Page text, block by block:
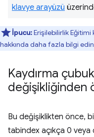
klavye arayüzü
İpucu:Erişilebilirlik
hakkında daha fazla bilgi
Kaydırma
değişikliğinden
Bu değişiklikten önce,
tabindex açıkça 0